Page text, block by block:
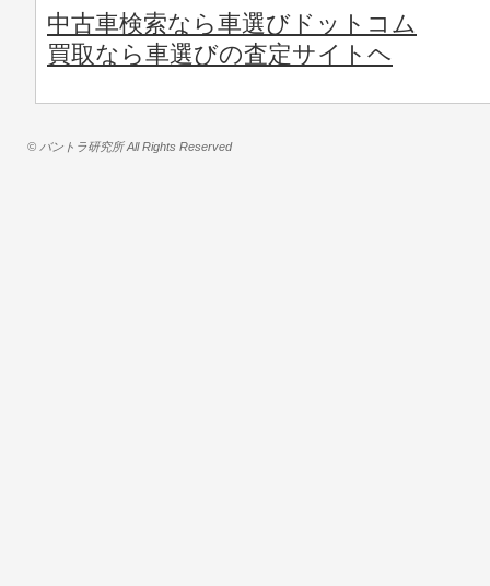
中古車検索なら車選びドットコム
買取なら車選びの査定サイトヘ
© バントラ研究所 All Rights Reserved